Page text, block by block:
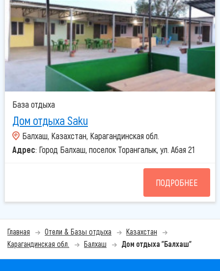
База отдыха
Дом отдыха Saku
Балхаш, Казахстан, Карагандинская обл.
Адрес: Город Балхаш, поселок Торангалык, ул. Абая 21
ПОДРОБНЕЕ
Главная Отели & Базы отдыха
Казахстан
Карагандинская обл.
Балхаш Дом отдыха "Балхаш"